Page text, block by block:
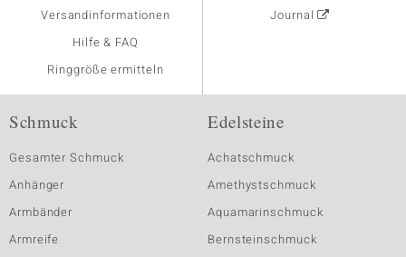
Versandinformationen
Hilfe & FAQ
Ringgröße ermitteln
Journal
Schmuck
Gesamter Schmuck
Anhänger
Armbänder
Armreife
Edelsteine
Achatschmuck
Amethystschmuck
Aquamarinschmuck
Bernsteinschmuck